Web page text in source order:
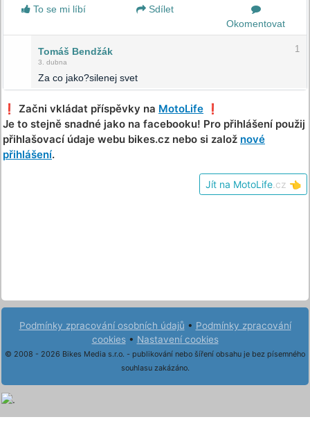
To se mi líbí
Sdílet
Okomentovat
Tomáš Bendžák
3. dubna
1
Za co jako?silenej svet
❗️ Začni vkládat příspěvky na MotoLife ❗️
Je to stejně snadné jako na facebooku! Pro přihlášení použij
přihlašovací údaje webu bikes.cz nebo si založ nové
přihlášení.
Jít na MotoLife .cz 👈
Podmínky zpracování osobních údajů • Podmínky zpracování
cookies• Nastavení cookies
© 2008 - 2026 Bikes Media s.r.o. - publikování nebo šíření obsahu je bez písemného
souhlasu zakázáno.